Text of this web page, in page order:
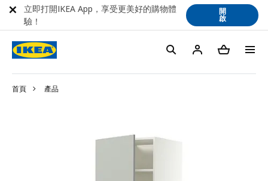
首頁 產品
立即打開IKEA App，享受更美好的購物體
驗！
開
啟